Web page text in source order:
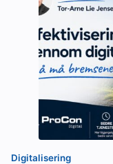
Digitalisering